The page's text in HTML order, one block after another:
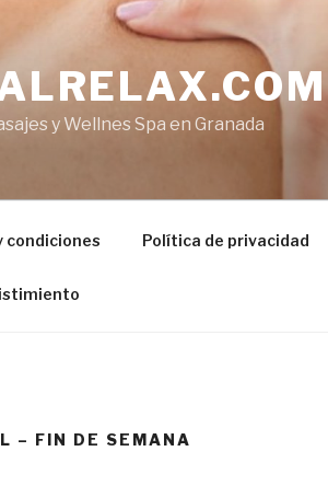
y Wellnes Spa en Granada
condiciones Política de privacidad
– FIN DE SEMANA